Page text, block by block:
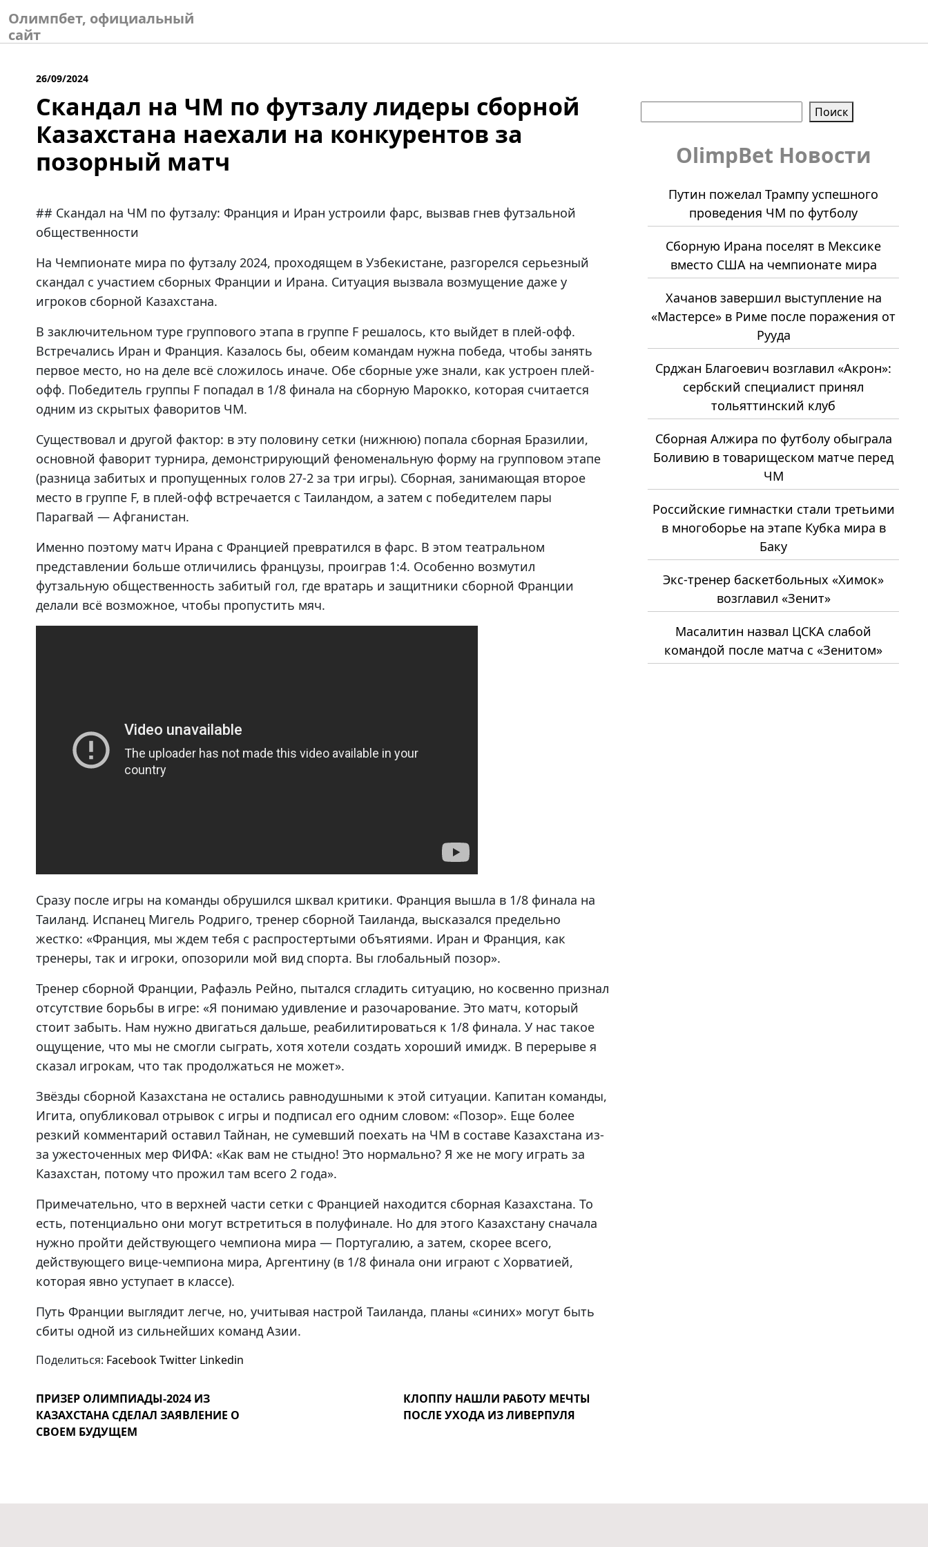
to
content
Олимпбет, официальный
сайт
26/09/2024
Скандал на ЧМ по футзалу лидеры сборной
Казахстана наехали на конкурентов за
позорный матч
## Скандал на ЧМ по футзалу: Франция и Иран устроили фарс, вызвав гнев футзальной
общественности
На Чемпионате мира по футзалу 2024, проходящем в Узбекистане, разгорелся серьезный
скандал с участием сборных Франции и Ирана. Ситуация вызвала возмущение даже у
игроков сборной Казахстана.
В заключительном туре группового этапа в группе F решалось, кто выйдет в плей-офф.
Встречались Иран и Франция. Казалось бы, обеим командам нужна победа, чтобы занять
первое место, но на деле всё сложилось иначе. Обе сборные уже знали, как устроен плей-
офф. Победитель группы F попадал в 1/8 финала на сборную Марокко, которая считается
одним из скрытых фаворитов ЧМ.
Существовал и другой фактор: в эту половину сетки (нижнюю) попала сборная Бразилии,
основной фаворит турнира, демонстрирующий феноменальную форму на групповом этапе
(разница забитых и пропущенных голов 27-2 за три игры). Сборная, занимающая второе
место в группе F, в плей-офф встречается с Таиландом, а затем с победителем пары
Парагвай — Афганистан.
Именно поэтому матч Ирана с Францией превратился в фарс. В этом театральном
представлении больше отличились французы, проиграв 1:4. Особенно возмутил
футзальную общественность забитый гол, где вратарь и защитники сборной Франции
делали всё возможное, чтобы пропустить мяч.
Сразу после игры на команды обрушился шквал критики. Франция вышла в 1/8 финала на
Таиланд. Испанец Мигель Родриго, тренер сборной Таиланда, высказался предельно
жестко: «Франция, мы ждем тебя с распростертыми объятиями. Иран и Франция, как
тренеры, так и игроки, опозорили мой вид спорта. Вы глобальный позор».
Тренер сборной Франции, Рафаэль Рейно, пытался сгладить ситуацию, но косвенно признал
отсутствие борьбы в игре: «Я понимаю удивление и разочарование. Это матч, который
стоит забыть. Нам нужно двигаться дальше, реабилитироваться к 1/8 финала. У нас такое
ощущение, что мы не смогли сыграть, хотя хотели создать хороший имидж. В перерыве я
сказал игрокам, что так продолжаться не может».
Звёзды сборной Казахстана не остались равнодушными к этой ситуации. Капитан команды,
Игита, опубликовал отрывок с игры и подписал его одним словом: «Позор». Еще более
резкий комментарий оставил Тайнан, не сумевший поехать на ЧМ в составе Казахстана из-
за ужесточенных мер ФИФА: «Как вам не стыдно! Это нормально? Я же не могу играть за
Казахстан, потому что прожил там всего 2 года».
Примечательно, что в верхней части сетки с Францией находится сборная Казахстана. То
есть, потенциально они могут встретиться в полуфинале. Но для этого Казахстану сначала
нужно пройти действующего чемпиона мира — Португалию, а затем, скорее всего,
действующего вице-чемпиона мира, Аргентину (в 1/8 финала они играют с Хорватией,
которая явно уступает в классе).
Путь Франции выглядит легче, но, учитывая настрой Таиланда, планы «синих» могут быть
сбиты одной из сильнейших команд Азии.
Поделиться: FacebookTwitter Linkedin
ПРИЗЕР ОЛИМПИАДЫ-2024 ИЗ
КАЗАХСТАНА СДЕЛАЛ ЗАЯВЛЕНИЕ О
СВОЕМ БУДУЩЕМ
КЛОППУ НАШЛИ РАБОТУ МЕЧТЫ
ПОСЛЕ УХОДА ИЗ ЛИВЕРПУЛЯ
Поиск
OlimpBet Новости
Путин пожелал Трампу успешного
проведения ЧМ по футболу
Сборную Ирана поселят в Мексике
вместо США на чемпионате мира
Хачанов завершил выступление на
«Мастерсе» в Риме после поражения от
Рууда
Срджан Благоевич возглавил «Акрон»:
сербский специалист принял
тольяттинский клуб
Сборная Алжира по футболу обыграла
Боливию в товарищеском матче перед
ЧМ
Российские гимнастки стали третьими
в многоборье на этапе Кубка мира в
Баку
Экс-тренер баскетбольных «Химок»
возглавил «Зенит»
Масалитин назвал ЦСКА слабой
командой после матча с «Зенитом»